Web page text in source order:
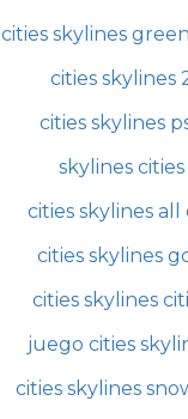
cities skylines
cities skylines
cities skylines
skylines cities
cities skylines all
cities skylines
cities skylines
juego cities
cities skylines